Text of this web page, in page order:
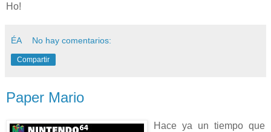
Ho!
ÉA No hay comentarios:
Compartir
Paper Mario
Hace ya un tiempo que